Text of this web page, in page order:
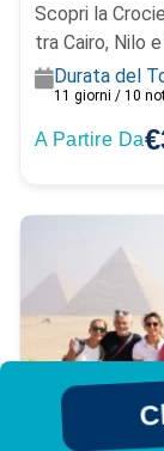
Scopri la
tra Cairo, Nilo
Durata del
11 giorni / 10
A Partire Da